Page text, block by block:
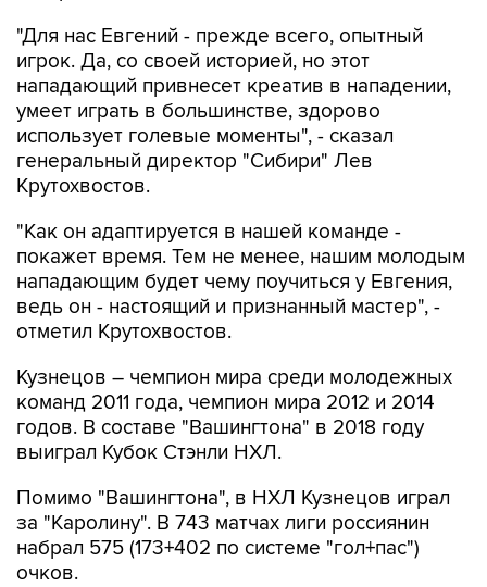
"Для нас Евгений - прежде всего, опытный
игрок. Да, со своей историей, но этот
нападающий привнесет креатив в нападении,
умеет играть в большинстве, здорово
использует голевые моменты", - сказал
генеральный директор "Сибири" Лев
Крутохвостов.
"Как он адаптируется в нашей команде -
покажет время. Тем не менее, нашим молодым
нападающим будет чему поучиться у Евгения,
ведь он - настоящий и признанный мастер", -
отметил Крутохвостов.
Кузнецов – чемпион мира среди молодежных
команд 2011 года, чемпион мира 2012 и 2014
годов. В составе "Вашингтона" в 2018 году
выиграл Кубок Стэнли НХЛ.
Помимо "Вашингтона", в НХЛ Кузнецов играл
за "Каролину". В 743 матчах лиги россиянин
набрал 575 (173+402 по системе "гол+пас")
очков.